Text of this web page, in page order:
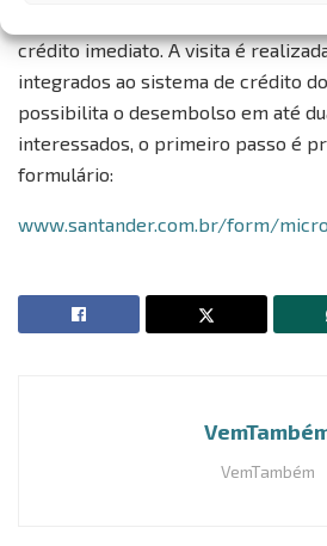
crédito imediato. A visita é
integrados ao sistema de crédito
possibilita o desembolso em até
interessados, o primeiro passo é
formulário:
www.santander.com.br/form/
VemTambém